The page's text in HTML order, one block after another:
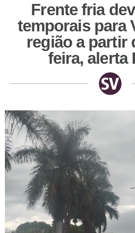
Frente fria
temporais para
região a partir
feira, alerta